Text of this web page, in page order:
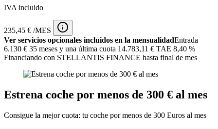
IVA incluido
235,45 € /MES
Ver servicios opcionales incluidos en la mensualidadEntrada
6.130 € 35 meses y una última cuota 14.783,11 € TAE 8,40 %
Financiando con STELLANTIS FINANCE hasta final de mes
Estrena coche por menos de 300 € al mes
Consigue la mejor cuota: tu coche por menos de 300 Euros al mes